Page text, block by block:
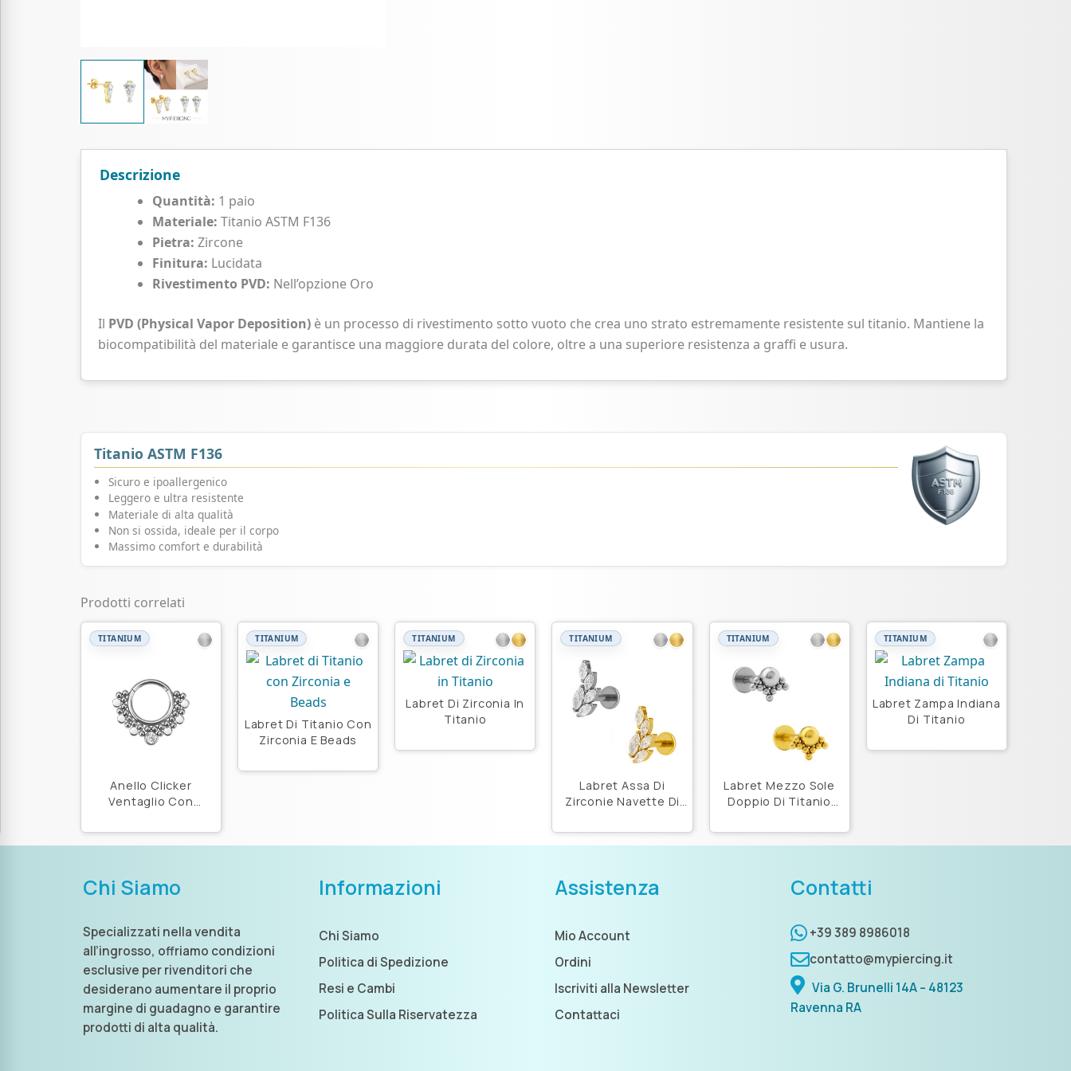
Descrizione
Quantità: 1 paio
Materiale: Titanio ASTM F136
Pietra: Zircone
Finitura: Lucidata
Rivestimento PVD: Nell’opzione Oro
Il PVD (Physical Vapor Deposition)è un processo di rivestimento sotto vuoto che crea uno strato estremamente resistente sul titanio. Mantiene la
biocompatibilità del materiale e garantisce una maggiore durata del colore, oltre a una superiore resistenza a graffi e usura.
Titanio ASTM F136
Sicuro e ipoallergenico
Leggero e ultra resistente
Materiale di alta qualità
Non si ossida, ideale per il corpo
Massimo comfort e durabilità
Prodotti correlati
TITANIUM
Anello Clicker
Ventaglio Con
Astm F136
TITANIUM
Labret Di Titanio Con
Zirconia E Beads
TITANIUM
Labret Di Zirconia In
Titanio
TITANIUM
Labret Assa Di
Zirconie Navette Di
TITANIUM
Labret Mezzo Sole
Doppio Di Titanio
TITANIUM
Labret Zampa Indiana
Di Titanio
Chi Siamo
Specializzati nella vendita
all’ingrosso, offriamo condizioni
esclusive per rivenditori che
desiderano aumentare il proprio
margine di guadagno e garantire
prodotti di alta qualità.
Informazioni
Chi Siamo
Politica di Spedizione
Resi e Cambi
Politica Sulla Riservatezza
Assistenza
Mio Account
Ordini
Iscriviti alla Newsletter
Contattaci
Contatti
+39 389 8986018
contatto@mypiercing.it
Via G. Brunelli 14A – 48123
Ravenna RA